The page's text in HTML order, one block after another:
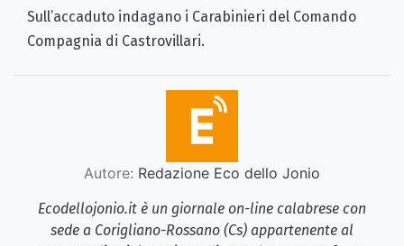
Sull’accaduto indagano i Carabinieri del Comando
Compagnia di Castrovillari.
Autore: Redazione Eco dello Jonio
Ecodellojonio.it è un giornale on-line calabrese con
sede a Corigliano-Rossano (Cs) appartenente al